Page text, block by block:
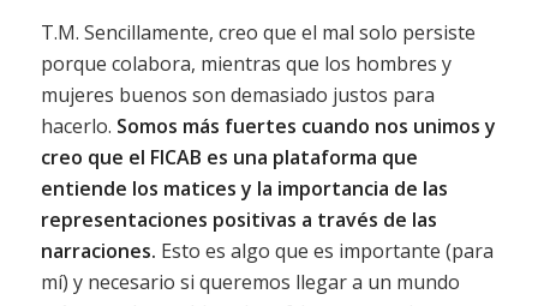
T.M. Sencillamente, creo que el mal solo persiste
porque colabora, mientras que los hombres y
mujeres buenos son demasiado justos para
hacerlo. Somos más fuertes cuando nos unimos y
creo que el FICAB es una plataforma que
entiende los matices y la importancia de las
representaciones positivas a través de las
narraciones. Esto es algo que es importante (para
mí) y necesario si queremos llegar a un mundo